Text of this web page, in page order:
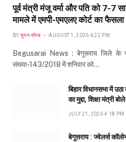
पूर्व मंत्री मंजू वर्मा और पति को 7-7
मामले में एमपी-एमएलए कोर्ट का फैसला
BY सुमन सौरब AUGUST 1, 2026 6:22 PM
Begusarai News : बेगूसराय जिले के
संख्या-143/2018 में शनिवार को…
बिहार विधानसभा में
का मुद्दा, शिक्षा मंत्री
JULY 21, 2026 4:18 PM
बेगूसराय : ज्वेलर्स